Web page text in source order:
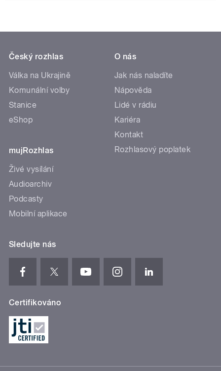
Český rozhlas
Válka na Ukrajině
Komunální volby
Stanice
eShop
mujRozhlas
Živé vysílání
Audioarchiv
Podcasty
Mobilní aplikace
O nás
Jak nás naladíte
Nápověda
Lidé v rádiu
Kariéra
Kontakt
Rozhlasový poplatek
Sledujte nás
Certifikováno